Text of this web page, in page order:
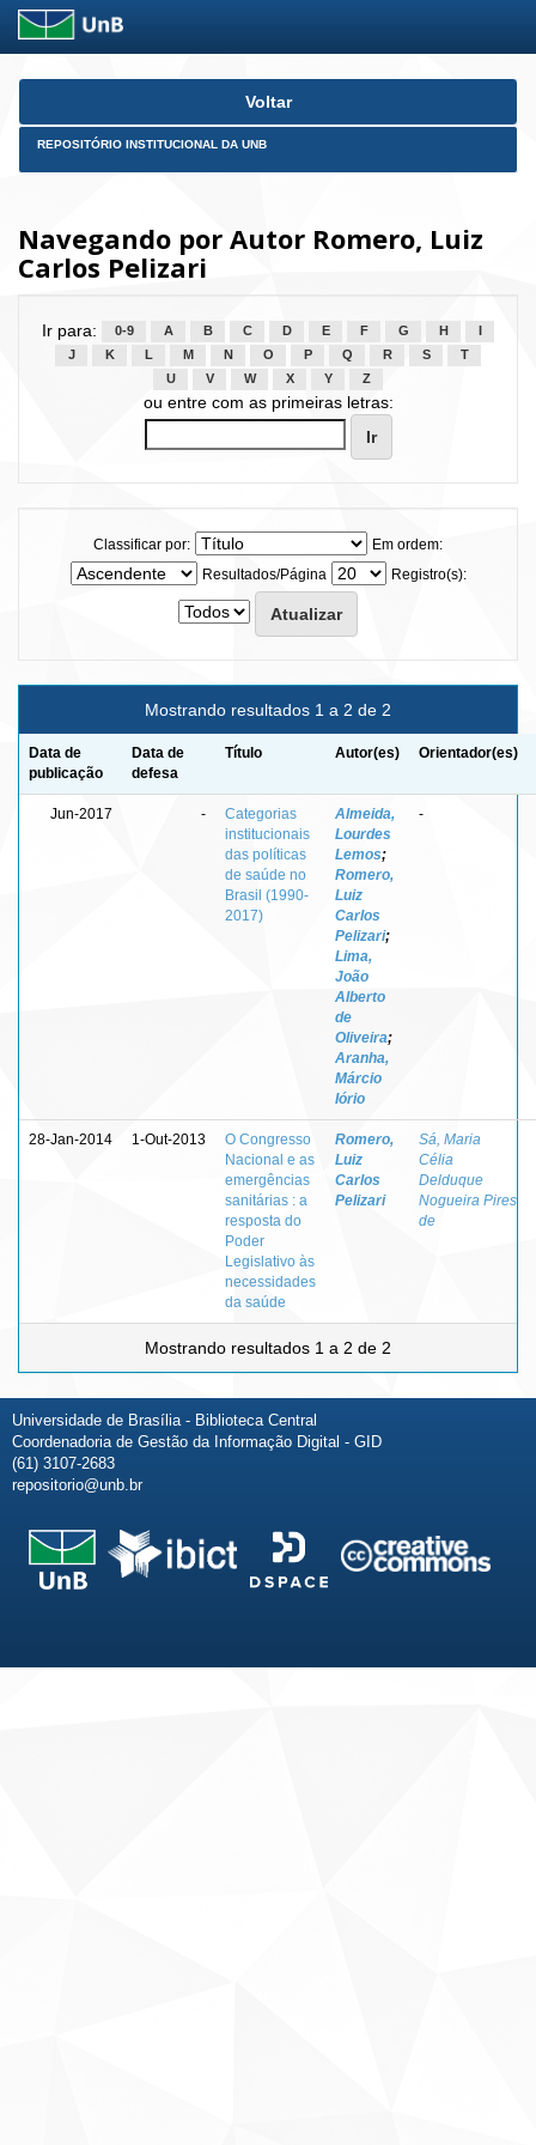
Skip
Voltar
REPOSITÓRIO INSTITUCIONAL DA UNB
Navegando por Autor Romero, Luiz
Carlos Pelizari
Ir para: 0-9 A B C D E F G H
J
K L M N O P Q R S
T
U
V W X Y Z
ou entre com as primeiras letras:
Classificar por:
Em ordem:
Resultados/Página
Registro(s):
Mostrando resultados 1 a 2 de 2
Data de
publicação
Data de
defesa
Título Autor(es) Orientador(es)
Jun-2017 -
Categorias
institucionais
das políticas
de saúde no
Brasil (1990-
2017)
Almeida,
Lourdes
Lemos;
Romero,
Luiz
Carlos
Pelizari;
Lima,
João
Alberto
de
Oliveira;
Aranha,
Márcio
Iório
-
28-Jan-2014 1-Out-2013
O Congresso
Nacional e as
emergências
sanitárias : a
resposta do
Poder
Legislativo às
necessidades
da saúde
Romero,
Luiz
Carlos
Pelizari
Sá, Maria
Célia
Delduque
Nogueira Pires
de
Mostrando resultados 1 a 2 de 2
Universidade de Brasília - Biblioteca Central
Coordenadoria de Gestão da Informação Digital - GID
(61) 3107-2683
repositorio@unb.br